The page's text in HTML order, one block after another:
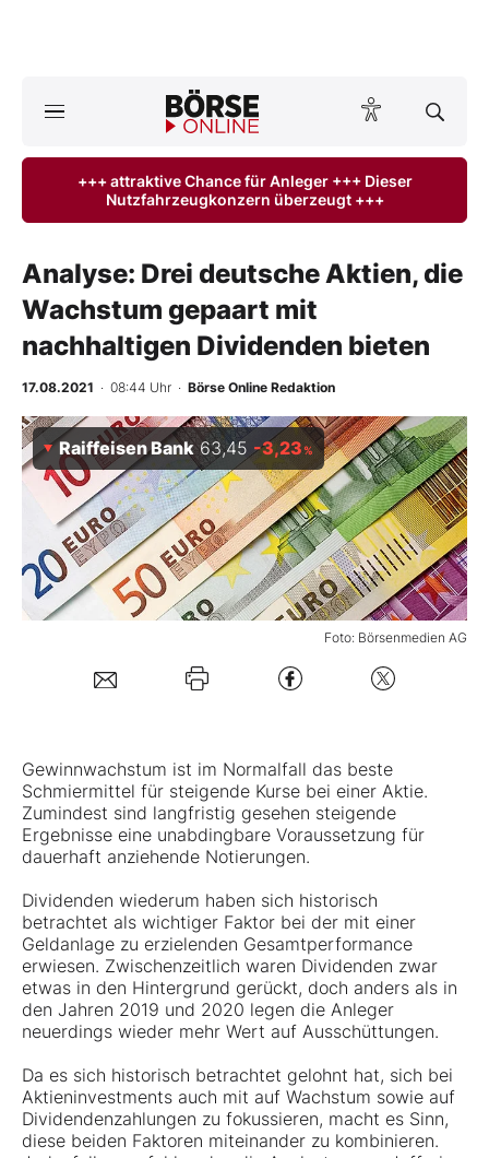
Anlageprodukte
Finanz-Check
Abo & Shop
BO-Musterdepots
Experten
Mein B:O
Mein Konto
Folgen Sie uns
+++ attraktive Chance für Anleger +++ Dieser
Nutzfahrzeugkonzern überzeugt +++
Analyse: Drei deutsche Aktien, die
Wachstum gepaart mit
nachhaltigen Dividenden bieten
17.08.2021 · 08:44 Uhr · Börse Online Redaktion
Foto: Börsenmedien AG
Raiffeisen Bank 63,45 -3,23%
Gewinnwachstum ist im Normalfall das beste
Schmiermittel für steigende Kurse bei einer Aktie.
Zumindest sind langfristig gesehen steigende
Ergebnisse eine unabdingbare Voraussetzung für
dauerhaft anziehende Notierungen.
Dividenden wiederum haben sich historisch
betrachtet als wichtiger Faktor bei der mit einer
Geldanlage zu erzielenden Gesamtperformance
erwiesen. Zwischenzeitlich waren Dividenden zwar
etwas in den Hintergrund gerückt, doch anders als in
den Jahren 2019 und 2020 legen die Anleger
neuerdings wieder mehr Wert auf Ausschüttungen.
Da es sich historisch betrachtet gelohnt hat, sich bei
Aktieninvestments auch mit auf Wachstum sowie auf
Dividendenzahlungen zu fokussieren, macht es Sinn,
diese beiden Faktoren miteinander zu kombinieren.